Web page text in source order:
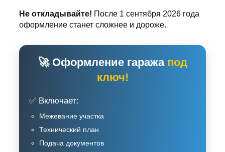
Не откладывайте! После 1 сентября 2026 года
оформление станет сложнее и дороже.
🚀 Оформление гаража под
ключ!
✅ Включает:
Межевание участка
Технический план
Подача документов